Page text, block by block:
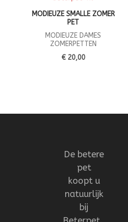
MODIEUZE SMALLE ZOMER
PET
MODIEUZE DAMES
ZOMERPETTEN
€ 20,00
De betere
pet
koopt u
natuurlijk
bij